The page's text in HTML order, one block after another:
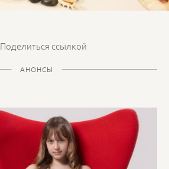
Поделиться ссылкой
АНОНСЫ